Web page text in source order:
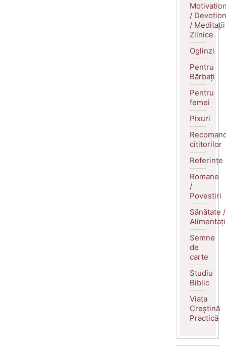
/
/ Meditații
Zilnice
Oglinzi
Pentru
Bărbați
Pentru
femei
Pixuri
cititorilor
Referințe
Romane
/
Povestiri
Sănătate /
Semne
de
carte
Studiu
Biblic
Viața
Creștină
Practică